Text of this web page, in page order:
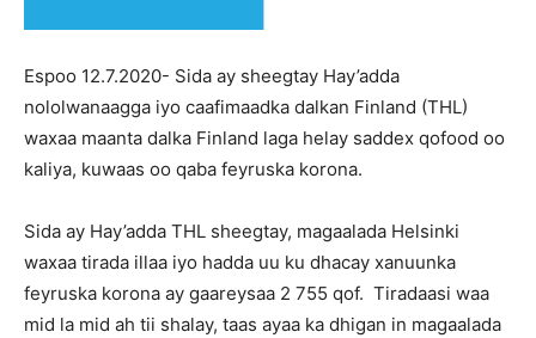
Espoo 12.7.2020- Sida ay sheegtay Hay’adda
nololwanaagga iyo caafimaadka dalkan Finland (THL)
waxaa maanta dalka Finland laga helay saddex qofood oo
kaliya, kuwaas oo qaba feyruska korona.
Sida ay Hay’adda THL sheegtay, magaalada Helsinki
waxaa tirada illaa iyo hadda uu ku dhacay xanuunka
feyruska korona ay gaareysaa 2 755 qof. Tiradaasi waa
mid la mid ah tii shalay, taas ayaa ka dhigan in magaalada